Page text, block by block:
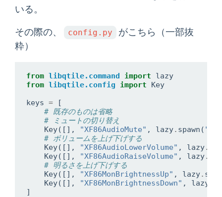
いる。
その際の、 config.py
がこちら（一部抜
粋）
from libqtile.command import
lazy
from libqtile.config import
Key
keys =
[
# 既存のものは省略
# ミュートの切り替え
Key([], "XF86AudioMute" , lazy. spawn (
# ボリュームを上げ下げする
Key([], "XF86AudioLowerVolume" , lazy.
Key([], "XF86AudioRaiseVolume" , lazy.
# 明るさを上げ下げする
Key([], "XF86MonBrightnessUp" , lazy.
Key([], "XF86MonBrightnessDown" , lazy
]